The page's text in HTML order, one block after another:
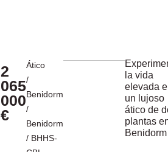
2
065
000
€
Ático
/
Benidorm
/
Benidorm
/ BHHS-
la vida
elevada
un lujoso
ático de
plantas
Benidorm